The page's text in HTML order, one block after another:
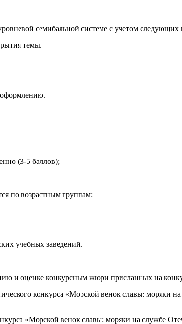
семибальной системе с учетом следующих
темы.
оформлению.
(3-5 баллов);
по возрастным группам:
учебных заведений.
и оценке конкурсным жюри присланных на
конкурса «Морской венок славы: моряки
«Морской венок славы: моряки на службе